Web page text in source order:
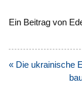
Ein Beitrag von
Beitragsnavigation
« Die ukrainische